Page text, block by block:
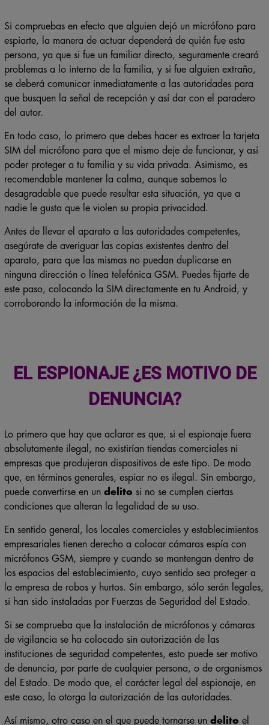
Si compruebas en efecto que alguien dejó un micrófono para
espiarte, la manera de actuar dependerá de quién fue esta
persona, ya que si fue un familiar directo, seguramente creará
problemas a lo interno de la familia, y si fue alguien extraño,
se deberá comunicar inmediatamente a las autoridades para
que busquen la señal de recepción y así dar con el paradero
del autor.
En todo caso, lo primero que debes hacer es extraer la tarjeta
SIM del micrófono para que el mismo deje de funcionar, y así
poder proteger a tu familia y su vida privada. Asimismo, es
recomendable mantener la calma, aunque sabemos lo
desagradable que puede resultar esta situación, ya que a
nadie le gusta que le violen su propia privacidad.
Antes de llevar el aparato a las autoridades competentes,
asegúrate de averiguar las copias existentes dentro del
aparato, para que las mismas no puedan duplicarse en
ninguna dirección o línea telefónica GSM. Puedes fijarte de
este paso, colocando la SIM directamente en tu Android, y
corroborando la información de la misma.
EL ESPIONAJE ¿ES MOTIVO DE
DENUNCIA?
Lo primero que hay que aclarar es que, si el espionaje fuera
absolutamente ilegal, no existirían tiendas comerciales ni
empresas que produjeran dispositivos de este tipo. De modo
que, en términos generales, espiar no es ilegal. Sin embargo,
puede convertirse en un delito si no se cumplen ciertas
condiciones que alteran la legalidad de su uso.
En sentido general, los locales comerciales y establecimientos
empresariales tienen derecho a colocar cámaras espía con
micrófonos GSM, siempre y cuando se mantengan dentro de
los espacios del establecimiento, cuyo sentido sea proteger a
la empresa de robos y hurtos. Sin embargo, sólo serán legales,
si han sido instaladas por Fuerzas de Seguridad del Estado.
Si se comprueba que la instalación de micrófonos y cámaras
de vigilancia se ha colocado sin autorización de las
instituciones de seguridad competentes, esto puede ser motivo
de denuncia, por parte de cualquier persona, o de organismos
del Estado. De modo que, el carácter legal del espionaje, en
este caso, lo otorga la autorización de las autoridades.
Así mismo, otro caso en el que puede tornarse un delito el